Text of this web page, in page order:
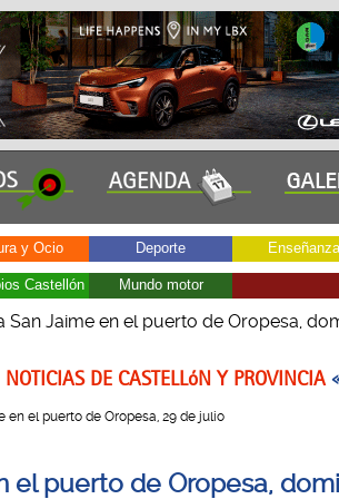
y Ocio Deporte Enseñanza
Castellón Mundo motor
San Jaime en el puerto de Oropesa,
NOTICIAS DE CASTELLóN Y PROVINCIA
en el puerto de Oropesa, 29 de julio
el puerto de Oropesa,